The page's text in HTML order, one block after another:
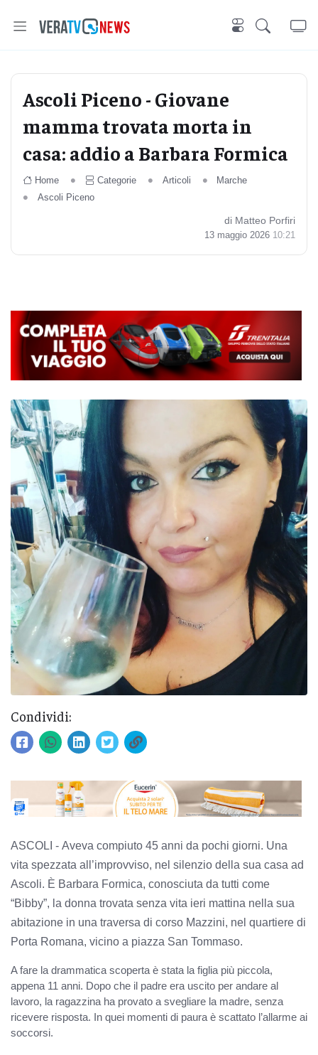
Ascoli Piceno - Giovane
mamma trovata morta in
casa: addio a Barbara Formica
Home Categorie Articoli
Marche
Ascoli Piceno
di Matteo Porfiri
13 maggio 2026 10:21
Condividi:
ASCOLI - Aveva compiuto 45 anni da pochi giorni. Una
vita spezzata all’improvviso, nel silenzio della sua casa ad
Ascoli. È Barbara Formica, conosciuta da tutti come
“Bibby”, la donna trovata senza vita ieri mattina nella sua
abitazione in una traversa di corso Mazzini, nel quartiere di
Porta Romana, vicino a piazza San Tommaso.
A fare la drammatica scoperta è stata la figlia più piccola,
appena 11 anni. Dopo che il padre era uscito per andare al
lavoro, la ragazzina ha provato a svegliare la madre, senza
ricevere risposta. In quei momenti di paura è scattato l’allarme ai
soccorsi.